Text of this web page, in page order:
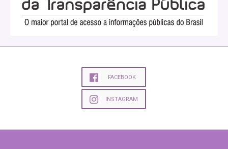
FACEBOOK
INSTAGRAM